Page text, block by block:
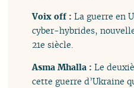
Voix off :La guerre en
cyber-hybrides,
21e siècle.
Asma Mhalla :Le
cette guerre d’Ukraine